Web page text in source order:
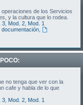
de los Servicios
y la cultura que lo rodea.
3 Mod. 2 Mod. 1
,
no tenga que ver con la
cafe y habla de lo que
3 Mod. 2 Mod. 1